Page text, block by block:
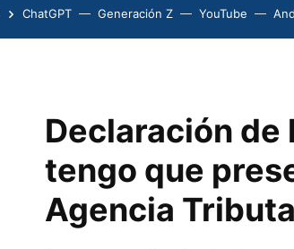
ChatGPT Generación Z YouTube
Declaración de
tengo que
Agencia